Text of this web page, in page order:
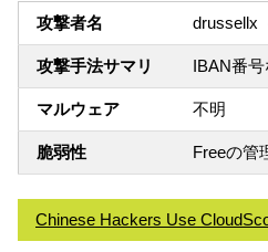
攻撃者名 drussellx
攻撃手法サマリ IBAN番
マルウェア 不明
脆弱性 Freeの管
Chinese Hackers Use